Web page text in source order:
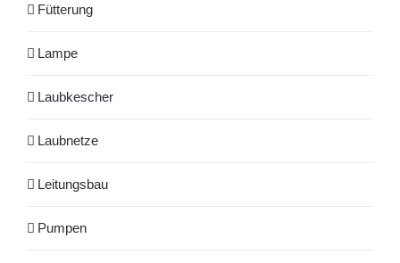
Fütterung
Lampe
Laubkescher
Laubnetze
Leitungsbau
Pumpen